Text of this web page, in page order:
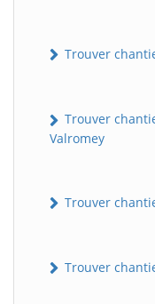
Trouver
Trouver
Valromey
Trouver
Trouver